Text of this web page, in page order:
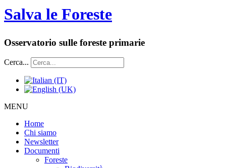
Salva le Foreste
Osservatorio sulle foreste primarie
Cerca...
MENU
Home
Chi siamo
Newsletter
Documenti
Foreste